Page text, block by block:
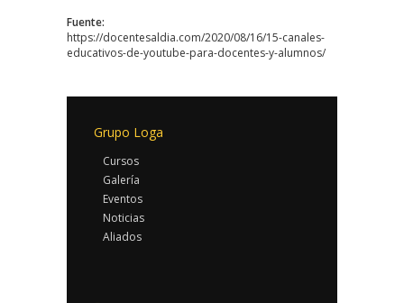
Fuente:
https://docentesaldia.com/2020/08/16/15-canales-
educativos-de-youtube-para-docentes-y-alumnos/
Grupo Loga
Cursos
Galería
Eventos
Noticias
Aliados